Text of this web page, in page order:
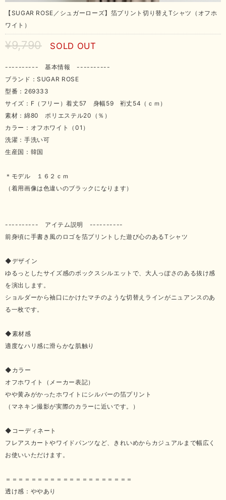
【SUGAR ROSE／シュガーローズ】箔プリント切り替えTシャツ（オフホ
ワイト）
¥9,790 SOLD OUT
---------- 基本情報 ----------
ブランド：SUGAR ROSE
型番：269333
サイズ：F（フリー）着丈57 身幅59 裄丈54（ｃｍ）
素材：綿80 ポリエステル20（％）
カラー：オフホワイト（01）
洗濯：手洗い可
生産国：韓国
＊モデル １６２ｃｍ
（着用画像は色違いのブラックになります）
---------- アイテム説明 ----------
前身頃に手書き風のロゴを箔プリントした遊び心のあるTシャツ
◆デザイン
ゆるっとしたサイズ感のボックスシルエットで、大人っぽさのある抜け感
を演出します。
ショルダーから袖口にかけたマチのような切替えラインがニュアンスのあ
る一枚です。
◆素材感
適度なハリ感に滑らかな肌触り
◆カラー
オフホワイト（メーカー表記）
やや黄みがかったホワイトにシルバーの箔プリント
（マネキン撮影が実際のカラーに近いです。）
◆コーディネート
フレアスカートやワイドパンツなど、きれいめからカジュアルまで幅広く
お使いいただけます。
＝＝＝＝＝＝＝＝＝＝＝＝＝＝＝＝＝＝＝＝
透け感：ややあり